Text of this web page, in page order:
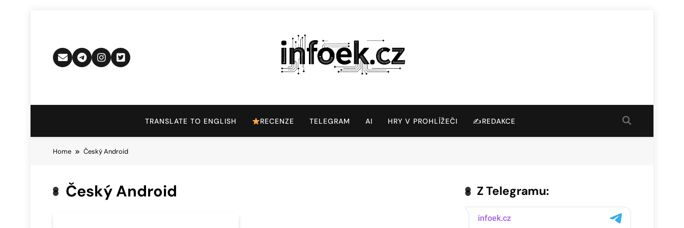
Infoek.cz
TRANSLATE TO ENGLISH RECENZE TELEGRAM AI HRY V PROHLÍŽEČI ✍️REDAKCE
Home Český Android
Český Android Z Telegramu: